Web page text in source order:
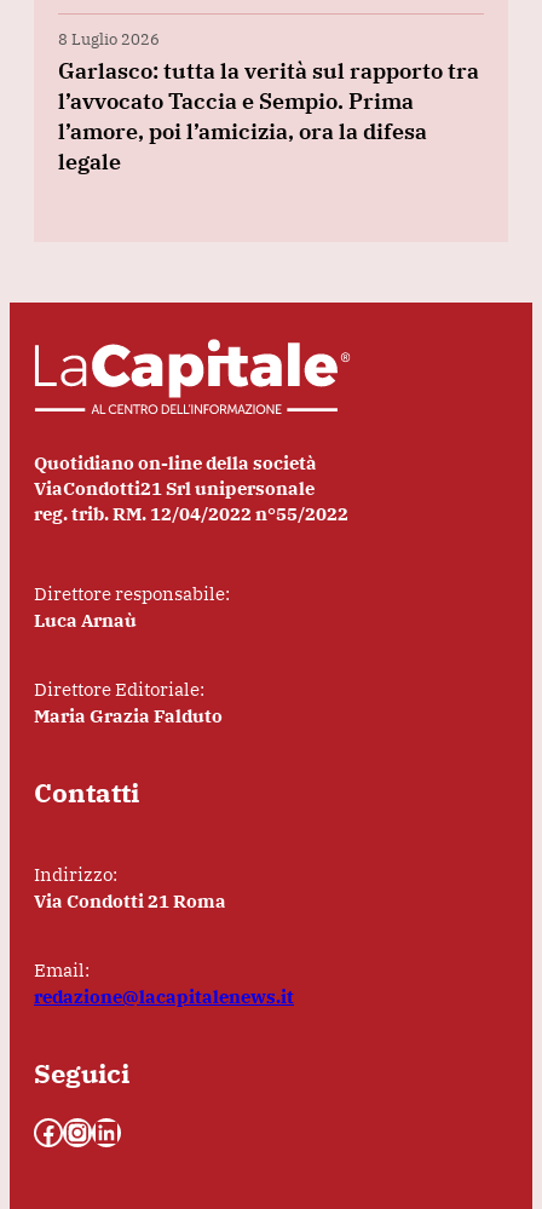
8 Luglio 2026
Garlasco: tutta la verità sul rapporto tra
l’avvocato Taccia e Sempio. Prima
l’amore, poi l’amicizia, ora la difesa
legale
Quotidiano on-line della società
ViaCondotti21 Srl unipersonale
reg. trib. RM. 12/04/2022 n°55/2022
Direttore responsabile:
Luca Arnaù
Direttore Editoriale:
Maria Grazia Falduto
Contatti
Indirizzo:
Via Condotti 21 Roma
Email:
redazione@lacapitalenews.it
Seguici
Facebook InstagramLinkedIn